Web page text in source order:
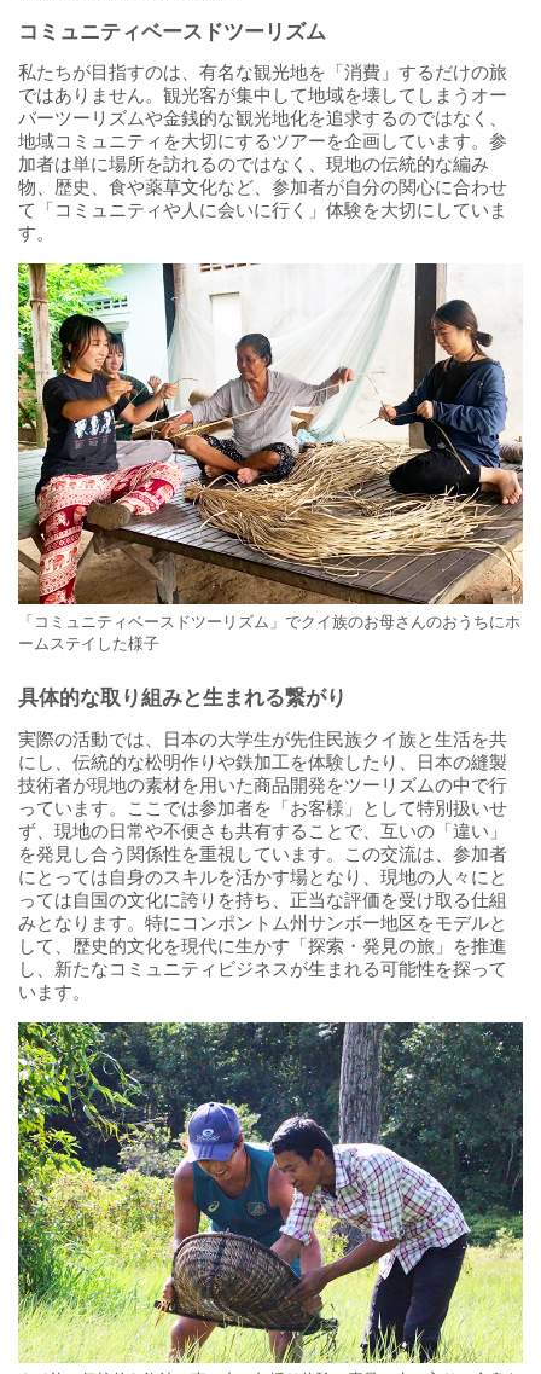
コミュニティベースドツーリズム
私たちが目指すのは、有名な観光地を「消費」するだけの旅
ではありません。観光客が集中して地域を壊してしまうオー
バーツーリズムや金銭的な観光地化を追求するのではなく、
地域コミュニティを大切にするツアーを企画しています。参
加者は単に場所を訪れるのではなく、現地の伝統的な編み
物、歴史、食や薬草文化など、参加者が自分の関心に合わせ
て「コミュニティや人に会いに行く」体験を大切にしていま
す。
「コミュニティベースドツーリズム」でクイ族のお母さんのおうちにホ
ームステイした様子
具体的な取り組みと生まれる繋がり
実際の活動では、日本の大学生が先住民族クイ族と生活を共
にし、伝統的な松明作りや鉄加工を体験したり、日本の縫製
技術者が現地の素材を用いた商品開発をツーリズムの中で行
っています。ここでは参加者を「お客様」として特別扱いせ
ず、現地の日常や不便さも共有することで、互いの「違い」
を発見し合う関係性を重視しています。この交流は、参加者
にとっては自身のスキルを活かす場となり、現地の人々にと
っては自国の文化に誇りを持ち、正当な評価を受け取る仕組
みとなります。特にコンポントム州サンボー地区をモデルと
して、歴史的文化を現代に生かす「探索・発見の旅」を推進
し、新たなコミュニティビジネスが生まれる可能性を探って
います。